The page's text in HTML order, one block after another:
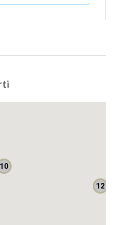
selain menggunakan
ingin serba praktis
kami akan melepas dengan
Seiring dengan
perkirakan harga akan
10
12